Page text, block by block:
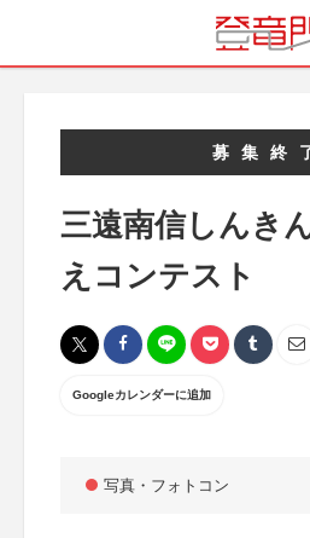
募集終
三遠南信しんき
えコンテスト
Googleカレンダーに追加
写真・フォトコン